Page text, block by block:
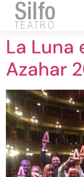
Silfo
TEATRO
La Luna
Azahar